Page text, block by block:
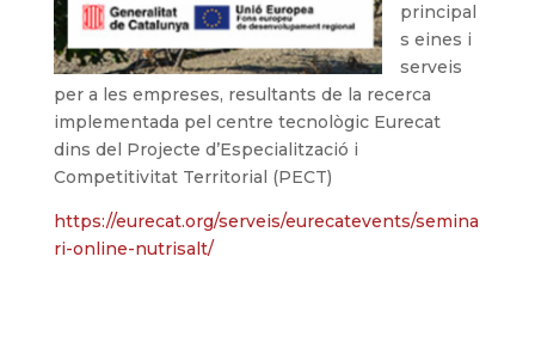
principal
s eines i
serveis
per a les empreses, resultants de la recerca
implementada pel centre tecnològic Eurecat
dins del Projecte d’Especialització i
Competitivitat Territorial (PECT)
https://eurecat.org/serveis/eurecatevents/semina
ri-online-nutrisalt/